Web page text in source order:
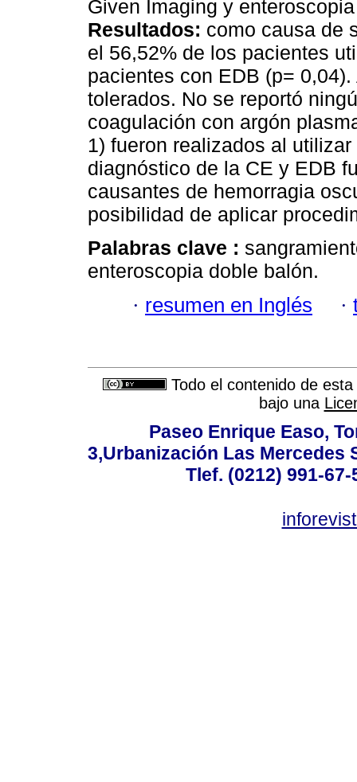
Given Imaging y
Resultados: como causa de
el 56,52% de los pacientes
pacientes con EDB (p=
tolerados. No se reportó
coagulación con argón
1) fueron realizados al
diagnóstico de la CE y EDB
causantes de hemorragia
posibilidad de aplicar
Palabras clave :
enteroscopia doble balón.
· resumen en Inglés ·
Todo el contenido de
bajo una
Paseo Enrique Easo,
3,Urbanización Las Mercedes
Tlef. (0212) 991-